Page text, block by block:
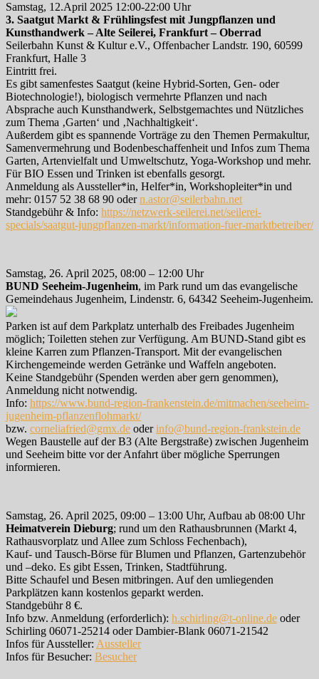
Samstag, 12.April 2025 12:00-22:00 Uhr
3. Saatgut Markt & Frühlingsfest mit Jungpflanzen und
Kunsthandwerk – Alte Seilerei, Frankfurt – Oberrad
Seilerbahn Kunst & Kultur e.V., Offenbacher Landstr. 190, 60599
Frankfurt, Halle 3
Eintritt frei.
Es gibt samenfestes Saatgut (keine Hybrid-Sorten, Gen- oder
Biotechnologie!), biologisch vermehrte Pflanzen und nach
Absprache auch Kunsthandwerk, Selbstgemachtes und Nützliches
zum Thema ‚Garten‘ und ‚Nachhaltigkeit‘.
Außerdem gibt es spannende Vorträge zu den Themen Permakultur,
Samenvermehrung und Bodenbeschaffenheit und Infos zum Thema
Garten, Artenvielfalt und Umweltschutz, Yoga-Workshop und mehr.
Für BIO Essen und Trinken ist ebenfalls gesorgt.
Anmeldung als Aussteller*in, Helfer*in, Workshopleiter*in und
mehr: 0157 52 38 68 90 odern.astor@seilerbahn.net
Standgebühr & Info: https://netzwerk-seilerei.net/seilerei-
specials/saatgut-jungpflanzen-markt/information-fuer-marktbetreiber/
Samstag, 26. April 2025, 08:00 – 12:00 Uhr
BUND Seeheim-Jugenheim, im Park rund um das evangelische
Gemeindehaus Jugenheim, Lindenstr. 6, 64342 Seeheim-Jugenheim.
Parken ist auf dem Parkplatz unterhalb des Freibades Jugenheim
möglich; Toiletten stehen zur Verfügung. Am BUND-Stand gibt es
kleine Karren zum Pflanzen-Transport. Mit der evangelischen
Kirchengemeinde werden Getränke und Waffeln angeboten.
Keine Standgebühr (Spenden werden aber gern genommen),
Anmeldung nicht notwendig.
Info: https://www.bund-region-frankenstein.de/mitmachen/seeheim-
jugenheim-pflanzenflohmarkt/
bzw. corneliafried@gmx.de oderinfo@bund-region-frankstein.de
Wegen Baustelle auf der B3 (Alte Bergstraße) zwischen Jugenheim
und Seeheim bitte vor der Anfahrt über mögliche Sperrungen
informieren.
Samstag, 26. April 2025, 09:00 – 13:00 Uhr, Aufbau ab 08:00 Uhr
Heimatverein Dieburg; rund um den Rathausbrunnen (Markt 4,
Rathausvorplatz und Allee zum Schloss Fechenbach),
Kauf- und Tausch-Börse für Blumen und Pflanzen, Gartenzubehör
und –deko. Es gibt Essen, Trinken, Stadtführung.
Bitte Schaufel und Besen mitbringen. Auf den umliegenden
Parkplätzen kann kostenlos geparkt werden.
Standgebühr 8 €.
Info bzw. Anmeldung (erforderlich): h.schirling@t-online.de oder
Schirling 06071-25214 oder Dambier-Blank 06071-21542
Infos für Aussteller: Aussteller
Infos für Besucher: Besucher